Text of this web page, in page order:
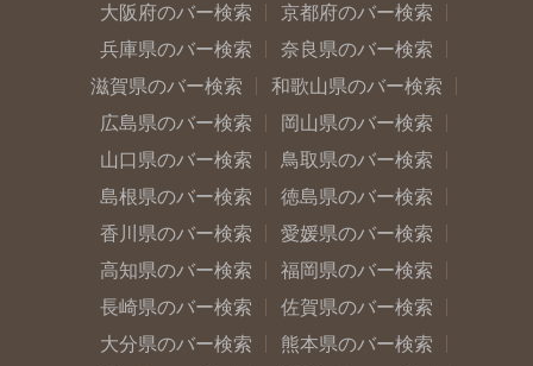
大阪府のバー検索
京都府のバー検索
兵庫県のバー検索
奈良県のバー検索
滋賀県のバー検索
和歌山県のバー検索
広島県のバー検索
岡山県のバー検索
山口県のバー検索
鳥取県のバー検索
島根県のバー検索
徳島県のバー検索
香川県のバー検索
愛媛県のバー検索
高知県のバー検索
福岡県のバー検索
長崎県のバー検索
佐賀県のバー検索
大分県のバー検索
熊本県のバー検索